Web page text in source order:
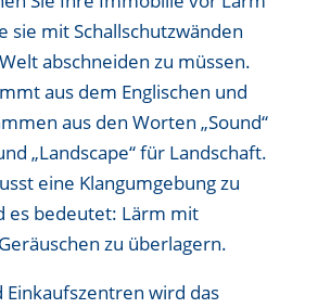
sie mit Schallschutzwänden
abschneiden zu müssen.
aus dem Englischen und
aus den Worten „Sound“
„Landscape“ für Landschaft.
eine Klangumgebung zu
es bedeutet: Lärm mit
zu überlagern.
Einkaufszentren wird das